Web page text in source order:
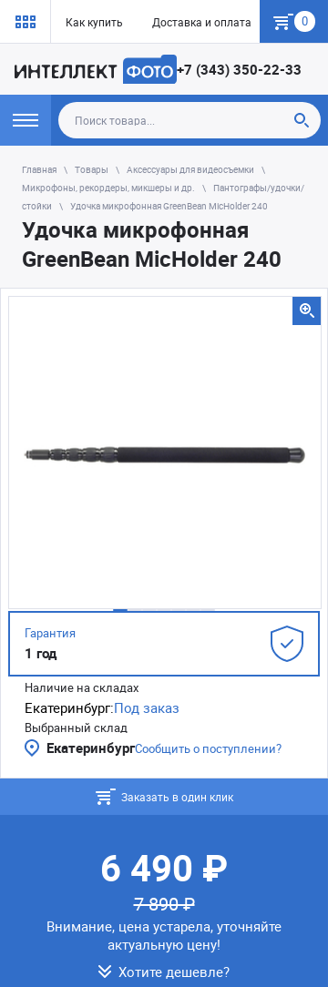
Как купить Доставка и оплата Гарантия
0
+7 (343) 350-22-33
Главная Товары
Аксессуары для видеосъемки
Микрофоны, рекордеры, микшеры и др.
Пантографы/удочки/
стойки
Удочка микрофонная GreenBean MicHolder 240
Удочка микрофонная
GreenBean MicHolder 240
Гарантия
1 год
Наличие на складах
Екатеринбург:Под заказ
Выбранный склад
ЕкатеринбургСообщить о поступлении?
Заказать в один клик
6 490 ₽
7 890 ₽
Внимание, цена устарела, уточняйте
актуальную цену!
Хотите дешевле?